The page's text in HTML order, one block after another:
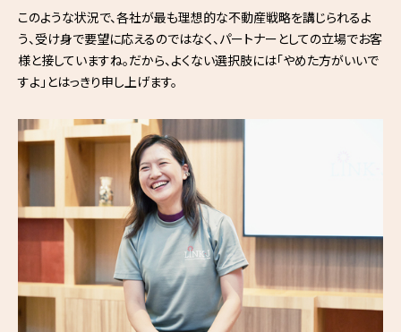
このような状況で、各社が最も理想的な不動産戦略を講じられるよ
う、受け身で要望に応えるのではなく、パートナーとしての立場でお客
様と接していますね。だから、よくない選択肢には「やめた方がいいで
すよ」とはっきり申し上げます。